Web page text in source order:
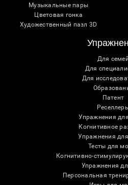
Музыкальные пары
Цветовая гонка
Художественный пазл 3D
Для семей
Для
Для
Патент
Упражнения
Когнитивное
Упражнения
Тесты для
Когнитивно-
Упражнения
Персональная